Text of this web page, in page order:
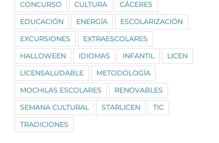
CONCURSO CULTURA CÁCERES
EDUCACIÓN ENERGÍA ESCOLARIZACIÓN
EXCURSIONES EXTRAESCOLARES
HALLOWEEN IDIOMAS INFANTIL LICEN
LICENSALUDABLE METODOLOGÍA
MOCHILAS ESCOLARES RENOVABLES
SEMANA CULTURAL STARLICEN TIC
TRADICIONES